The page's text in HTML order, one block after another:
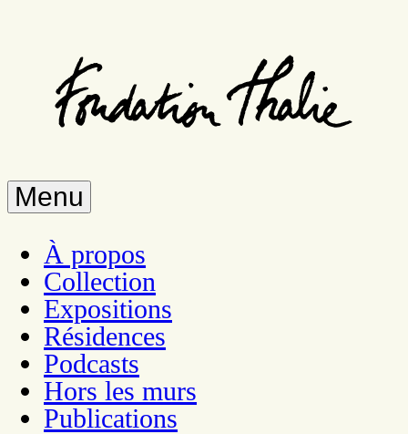
Menu
À propos
Collection
Expositions
Résidences
Podcasts
Hors les murs
Publications